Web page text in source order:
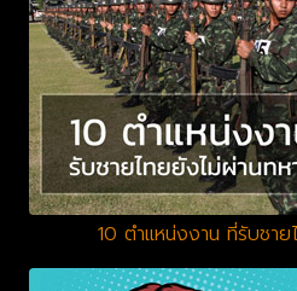
10 ตำแหน่งงาน ที่รับชา